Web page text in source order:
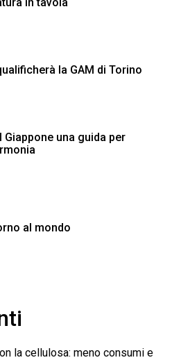
la GAM di Torino
Giappone una guida per
al mondo
la cellulosa: meno consumi e